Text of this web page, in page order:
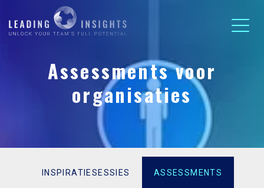
Assessments voor
organisaties
INSPIRATIESESSIES ASSESSMENTS